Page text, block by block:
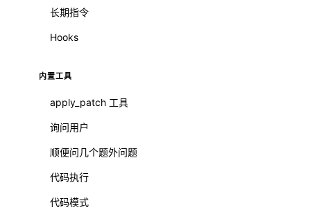
长期指令
Hooks
内置工具
apply_patch 工具
询问用户
顺便问几个题外问题
代码执行
代码模式